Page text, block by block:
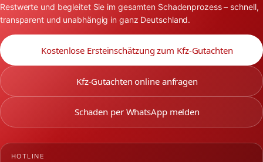
Restwerte und begleitet Sie im gesamten Schadenprozess – schnell,
transparent und unabhängig in ganz Deutschland.
Kostenlose Ersteinschätzung zum Kfz-Gutachten
Kfz-Gutachten online anfragen
Schaden per WhatsApp melden
HOTLINE